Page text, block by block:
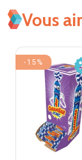
Vous
-15%